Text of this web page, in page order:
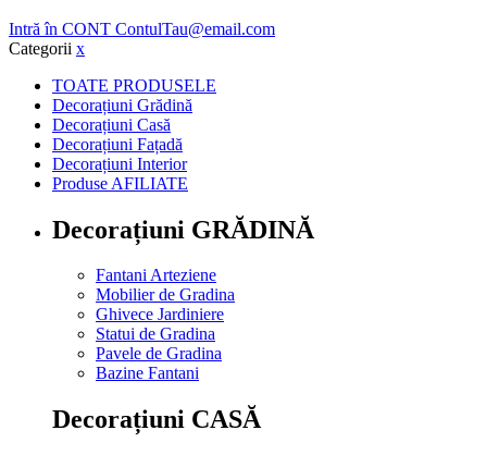
Intră în CONT ContulTau@email.com
Categorii x
TOATE PRODUSELE
Decorațiuni Grădină
Decorațiuni Casă
Decorațiuni Fațadă
Decorațiuni Interior
Produse AFILIATE
Decorațiuni GRĂDINĂ
Fantani Arteziene
Mobilier de Gradina
Ghivece Jardiniere
Statui de Gradina
Pavele de Gradina
Bazine Fantani
Decorațiuni CASĂ